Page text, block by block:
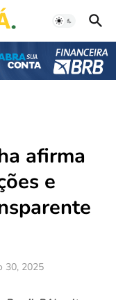
afirma
e
30, 2025